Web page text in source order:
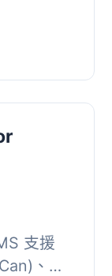
最相關
支援
、